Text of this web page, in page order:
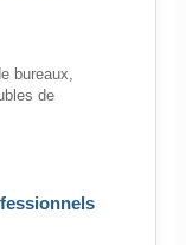
bureaux,
de